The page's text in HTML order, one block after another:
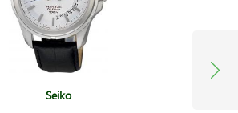
Seiko